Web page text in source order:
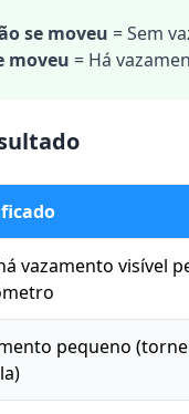
se moveu = Sem
moveu = Há
vazamento visível
pequeno